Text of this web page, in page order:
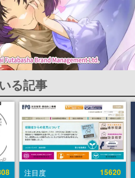
る記事
注目度 15620